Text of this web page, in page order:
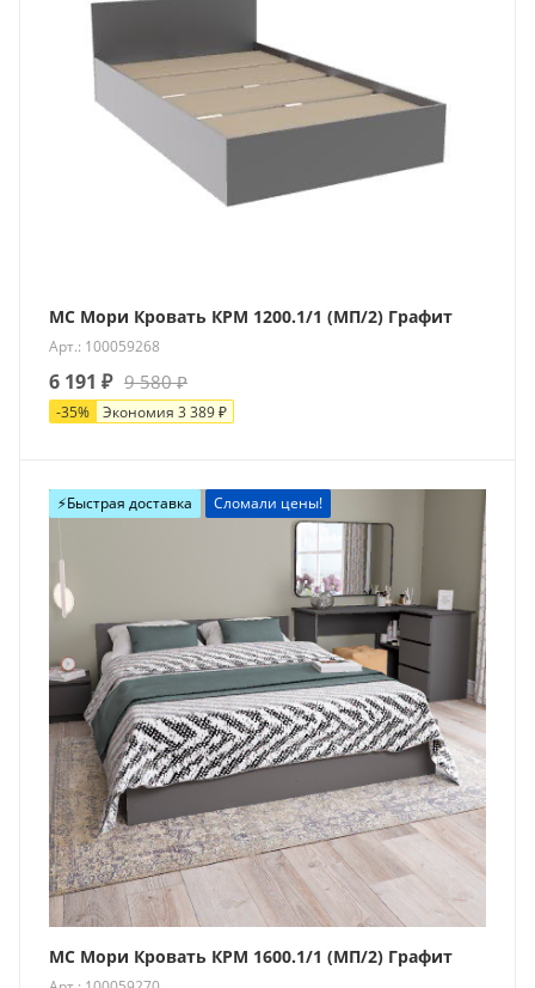
МС Мори Кровать КРМ 1200.1/1 (МП/2) Графит
Арт.: 100059268
6 191 ₽ 9 580₽
-35% Экономия 3 389₽
Новинка
⚡️Быстрая доставка Сломали цены!
МС Мори Кровать КРМ 1600.1/1 (МП/2) Графит